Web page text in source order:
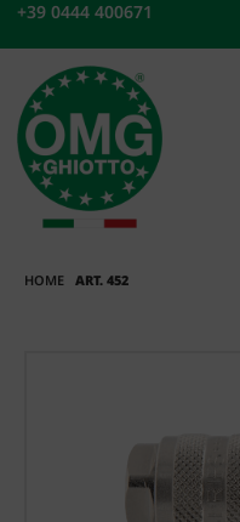
Vai
contenuto
+39 0444 400671
HOME ART. 452